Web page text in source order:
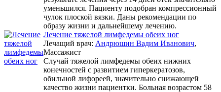
уменьшился. Пациенту подобран компрессионный
чулок плоской вязки. Даны рекомендации по
образу жизни и дальнейшему лечению.
Лечение тяжелой лимфедемы обеих ног
Лечащий врач: Андрюшин Вадим Иванович,
Массажист
Случай тяжелой лимфедемы обеих нижних
конечностей с развитием гиперкератозов,
обильной лифореей, значительно снижающей
качество жизни пациентки. Больная возрастом 58